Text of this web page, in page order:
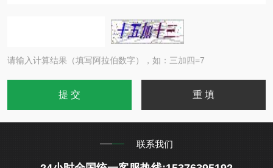
请输入计算结果（填写阿拉伯数字），如：三加四=7
联系我们